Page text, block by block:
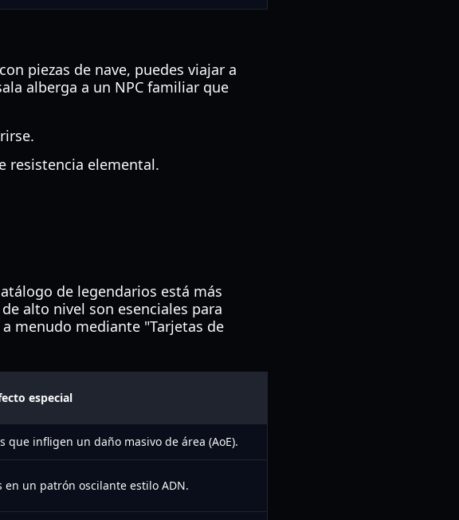
piezas de nave, puedes viajar a
alberga a un NPC familiar que
resistencia elemental.
de legendarios está más
alto nivel son esenciales para
menudo mediante "Tarjetas de
especial
que infligen un daño masivo de área (AoE).
en un patrón oscilante estilo ADN.